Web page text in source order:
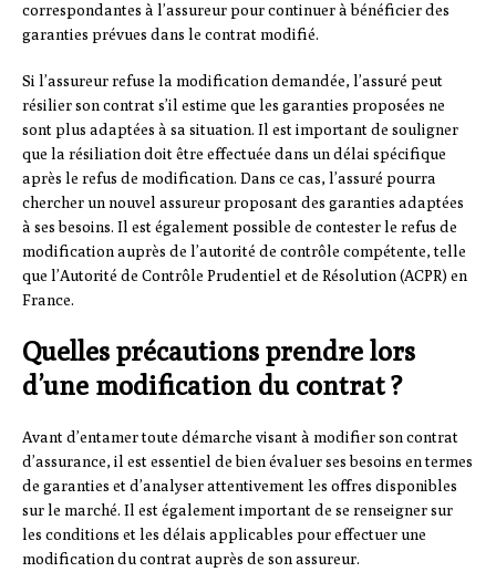
correspondantes à l’assureur pour continuer à bénéficier des
garanties prévues dans le contrat modifié.
Si l’assureur refuse la modification demandée, l’assuré peut
résilier son contrat s’il estime que les garanties proposées ne
sont plus adaptées à sa situation. Il est important de souligner
que la résiliation doit être effectuée dans un délai spécifique
après le refus de modification. Dans ce cas, l’assuré pourra
chercher un nouvel assureur proposant des garanties adaptées
à ses besoins. Il est également possible de contester le refus de
modification auprès de l’autorité de contrôle compétente, telle
que l’Autorité de Contrôle Prudentiel et de Résolution (ACPR) en
France.
Quelles précautions prendre lors
d’une modification du contrat ?
Avant d’entamer toute démarche visant à modifier son contrat
d’assurance, il est essentiel de bien évaluer ses besoins en termes
de garanties et d’analyser attentivement les offres disponibles
sur le marché. Il est également important de se renseigner sur
les conditions et les délais applicables pour effectuer une
modification du contrat auprès de son assureur.